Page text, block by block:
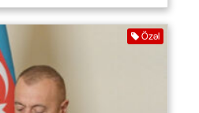
Özəl